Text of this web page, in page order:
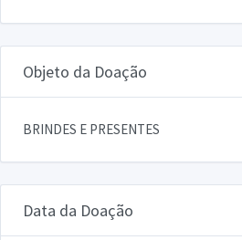
Objeto da Doação
BRINDES E PRESENTES
Data da Doação